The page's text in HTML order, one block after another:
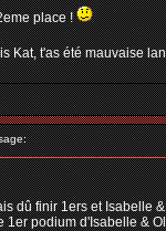
place !
Kat, t'as été mauvaise
dû finir 1ers et Isabelle
podium d'Isabelle &